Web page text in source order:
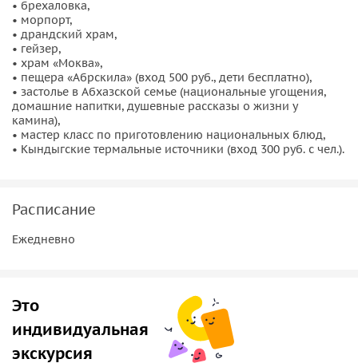
куры, лошадки. Поэтому вашим детям тоже не будет
скучно.
Еще в маршруте есть уникальная пещера «Абрскила», где
вы будете идти по руслу реки в резиновых сапогах (их
выдают там), длина маршрута 800 м. Те, кто был в ней,
отмечали, что она намного интереснее пещеры в Новом
Афоне.
Так же в поездке будет прогулка по столице Сухум, где мы
посмотрим город, набережную и попробуем
источниках Кындыг, где вы сможете
, оздоровиться, расслабиться и
получить массу приятных эмоций.
• брехаловка,
• морпорт,
• драндский храм,
• гейзер,
• храм «Моква»,
• пещера «Абрскила» (вход 500 руб., дети бесплатно),
• застолье в Абхазской семье (национальные угощения,
домашние напитки, душевные рассказы о жизни у
камина),
• мастер класс по приготовлению национальных блюд,
• Кындыгские термальные источники (вход 300 руб. с чел.).
Расписание
Ежедневно
Это
индивидуальная
экскурсия